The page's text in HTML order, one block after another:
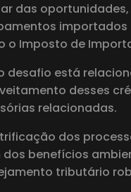
das
o Imposto de
desafio está
desses
relacionadas.
dos
dos benefícios
tributário